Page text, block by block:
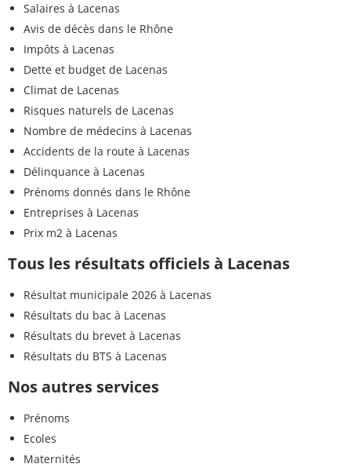
Salaires à Lacenas
Avis de décès dans le Rhône
Impôts à Lacenas
Dette et budget de Lacenas
Climat de Lacenas
Risques naturels de Lacenas
Nombre de médecins à Lacenas
Accidents de la route à Lacenas
Délinquance à Lacenas
Prénoms donnés dans le Rhône
Entreprises à Lacenas
Prix m2 à Lacenas
Tous les résultats officiels à Lacenas
Résultat municipale 2026 à Lacenas
Résultats du bac à Lacenas
Résultats du brevet à Lacenas
Résultats du BTS à Lacenas
Nos autres services
Prénoms
Ecoles
Maternités